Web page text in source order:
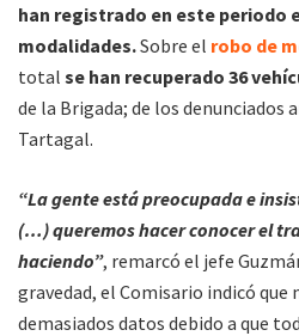
han registrado en este periodo
modalidades.Sobre el robo de
total se han recuperado 36
de la Brigada; de los denunciados
Tartagal.
“La gente está preocupada e
(…) queremos hacer conocer el
haciendo”, remarcó el jefe
gravedad, el Comisario indicó
demasiados datos debido a que